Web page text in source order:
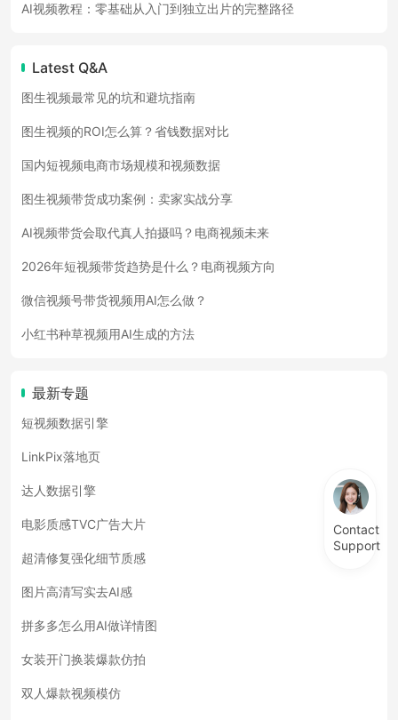
AI视频教程：零基础从入门到独立出片的完整路径
Latest Q&A
图生视频最常见的坑和避坑指南
图生视频的ROI怎么算？省钱数据对比
国内短视频电商市场规模和视频数据
图生视频带货成功案例：卖家实战分享
AI视频带货会取代真人拍摄吗？电商视频未来
2026年短视频带货趋势是什么？电商视频方向
微信视频号带货视频用AI怎么做？
小红书种草视频用AI生成的方法
最新专题
短视频数据引擎
LinkPix落地页
达人数据引擎
电影质感TVC广告大片
超清修复强化细节质感
图片高清写实去AI感
拼多多怎么用AI做详情图
女装开门换装爆款仿拍
双人爆款视频模仿
Contact
Support